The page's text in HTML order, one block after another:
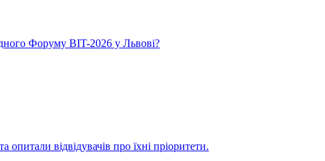
Форуму BIT-2026 у Львові?
відвідувачів про їхні пріоритети.